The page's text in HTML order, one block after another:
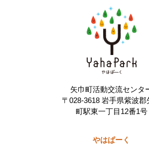
矢巾町活動交流センタ
〒028-3618 岩手県紫波郡
町駅東一丁目12番1号
やはぱーく